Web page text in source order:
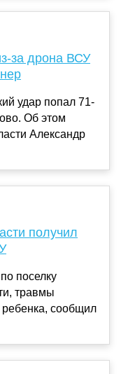
за дрона ВСУ
удар попал 71-
Об этом
Александр
получил
поселку
травмы
ребенка, сообщил